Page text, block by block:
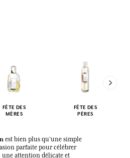
FÊTE DES
MÈRES
FÊTE DES
PÈRES
est bien plus qu’une simple
parfaite pour célébrer
une attention délicate et